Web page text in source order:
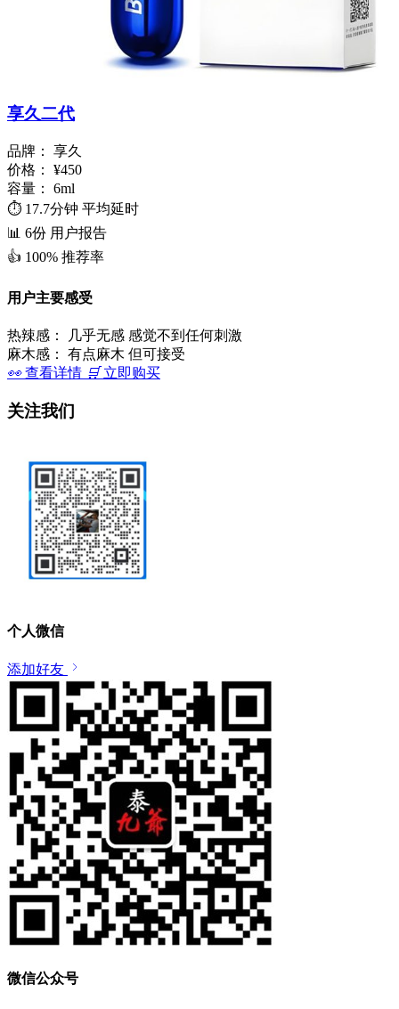
享久二代
品牌：
享久
价格：
¥450
容量：
6ml
⏱️ 17.7分钟 平均延时
📊 6份 用户报告
👍 100% 推荐率
用户主要感受
热辣感：
几乎无感 感觉不到任何刺激
麻木感：
有点麻木 但可接受
👀查看详情 🛒 立即购买
关注我们
个人微信
添加好友
微信公众号